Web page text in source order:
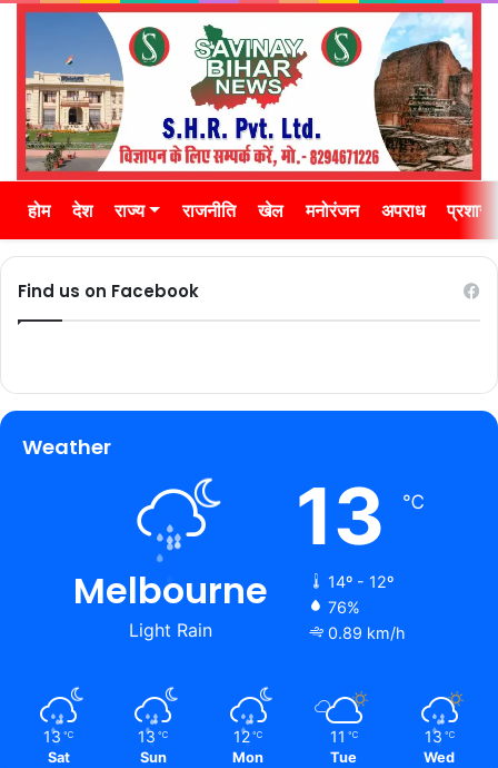
होम देश राज्य राजनीति खेल मनोरंजन अपराध
Find us on Facebook
Weather
Melbourne
Light Rain
13 ℃
14º - 12º
76%
0.89 km/h
13 ℃
Sat
13 ℃
Sun
12 ℃
Mon
11 ℃
Tue
13 ℃
Wed